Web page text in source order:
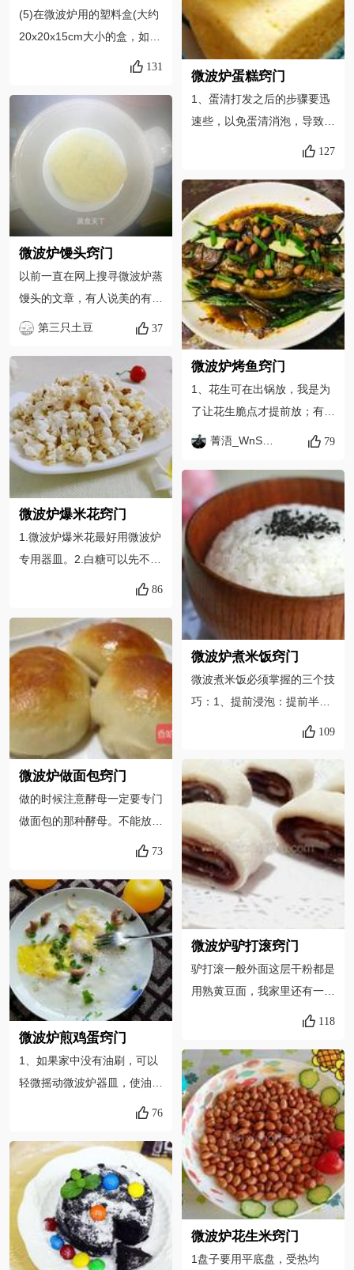
(5)在微波炉用的塑料盒(大约
20x20x15cm大小的盒，如果
盒小可以按比例减少材料)内
涂油，要让蛋糕沿侧壁膨胀上
来。 方法二：1、让蛋清和蛋
黄分离;2、鸡蛋黄和蜂蜜(白
糖)混合，拌匀。3、蛋清用打
蛋器打发，有人说3分钟可以
完全打发，事实上还是要看打
蛋者的操作手法、角度、力度
等等一系列主观因素影响(打
的时候会出现白泡泡)。4、下
一个步骤需要把它们都拌匀
了，再把打发的蛋清和它们混
的油，做润滑用。再倒入上面
混合好的“糊糊”。5、盖上盖
子，准备进入微波炉，微波炉
内加热，高火，800W以上2
分种左右(有兴趣的还可以自
己打发奶油抹上去做“奶油蛋
糕”)。
131
微波炉馒头窍门
以前一直在网上搜寻微波炉蒸
馒头的文章，有人说美的有款
微波炉送的蒸霸专用蒸馒头。
头又干又硬，像石头，所以出
了这篇文章。后来经多方实
验，从调面的角度，把面调稀
一些，以满足微波炉蒸煮过程
中损失的水份。大家可以在此
基础之上多加尝试，以便找出
更巧妙的方法，做出更美味的
馒头。 另外，大家可以根据
自己的口味，加入果汁、葡萄
干、蜂蜜、巧克力粉等等，这
样的馒头肯定又香又好吃。
第三只土豆 37
微波炉爆米花窍门
1.微波炉爆米花最好用微波炉
专用器皿。2.白糖可以先不
加，等爆好了爆米花趁热加，
使用爆米花专用的玉米，颗粒
比较小，一般的超市都有卖，
买不到的话可以网购。4.各家
微波炉也不一样，我给的时间
也仅供参考，爆米花的时候守
着微波炉，当听不到密集的爆
裂声就可以了。
86
微波炉做面包窍门
做的时候注意酵母一定要专门
做面包的那种酵母。不能放太
少，不然发不开。放太多了也
2%。不要用太高温的水融化
酵母，会把酵母烫死的。另外
烤的时候要时刻关注。别烤过
了，就不好吃了。祝你成功。
73
微波炉煎鸡蛋窍门
1、如果家中没有油刷，可以
轻微摇动微波炉器皿，使油均
匀覆盖内部表面。2、在鸡蛋
在加热过程中爆裂。3、也可
以不在鸡蛋表面撒盐，待荷包
蛋煎好后，滴少量生抽在蛋
上，也很好吃。4、可适量延
长一点时间，以使荷包蛋的熟
度适合个人的口味。
76
微波炉蛋糕窍门
1、蛋清打发之后的步骤要迅
速些，以免蛋清消泡，导致蛋
糕发不起来。不过使用了泡打
各家微波炉功率不同，请区别
对待，注意观察。可以用牙签
插入蛋糕，干净的抽出来就是
成功了。3、另外，个人觉
得，微波炉出来的蛋糕略干
些，电饭锅的略湿润些。4、
不要倒得太慢，一半就差不
多。最多不要超过盒子的
2/3。受热会膨胀。
127
微波炉烤鱼窍门
1、花生可在出锅放，我是为
了让花生脆点才提前放；有酸
姜酸菜酸萝卜等放点一起吃也
样边煮边吃的话，可以按上面
步骤走一步（先不放韭菜
了），另外调一份刚刚腌鱼的
汁，多加醋和糖，调成有点酸
咸的，倒入锅里煮开，然后垫
上韭菜、豆芽等（配菜可以据
自己口味放），在放上烤好的
鱼，放一些酸姜酸萝卜什么
的，就可以边煮边吃了。
菁浯_WnSRCe 79
微波炉煮米饭窍门
微波煮米饭必须掌握的三个技
巧：1、提前浸泡：提前半小
时左右浸泡大米，米量少的时
长，这样有助于米粒吸足水
份，在微波煮饭时能快而糯。
2、分次加热：第一次加热
后，观察一下米饭的成熟情
况，如果米粒干而且夹生，表
面洒些水，再加热几分钟即
可；如果米粒还很湿，就不必
加水，直接加热。3、勤翻米
饭：必须勤为米饭“翻身”，使
其挥发出多余水份，这样烧出
来的米饭松散，受热均匀，味
109
微波炉驴打滚窍门
驴打滚一般外面这层干粉都是
用熟黄豆面，我家里还有一些
黄色粘米面所以将就着用了，
粉时牛奶要一点点加入，微波
时间也要随时观察以免微过
了，就会很干了，保鲜袋里放
入食用油再擀皮时就不会很黏
了！
118
微波炉花生米窍门
1盘子要用平底盘，受热均